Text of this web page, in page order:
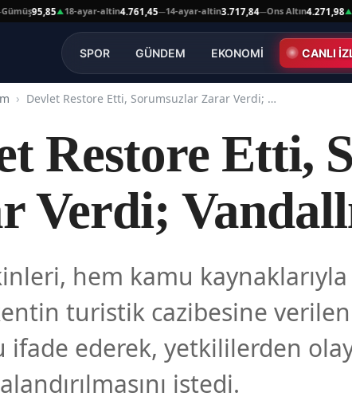
95,85▲18-ayar-altin4.761,45—14-ayar-altin3.717,84—Ons Altın4.271,98▲Gram
SPOR GÜNDEM EKONOMİ CANLI
Devlet Restore Etti, Sorumsuzlar Zarar Verdi; Vandallık Tepki Çekti
Restore Etti,
Verdi;
hem kamu
turistik cazibesine
ifade ederek, yetkililerden
istedi.